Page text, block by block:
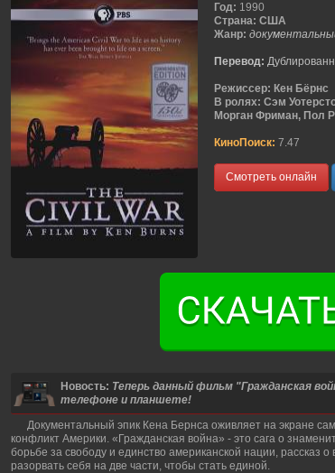
Новость: Теперь данный фильм "Гражданская
телефоне и планшете!
Документальный эпик Кена Бернса оживляет на экране
конфликт Америки. «Гражданская война» - это сага о
борьбе за свободу и единство американской нации, рассказ
разорвать себя на две части, чтобы стать единой.
Год: 1990
Страна: США
Жанр:
Перевод:
Режиссер: Кен Бёрнс
В ролях: Сэм
Морган Фриман, Пол
КиноПоиск: 7.47
Смотреть онлайн